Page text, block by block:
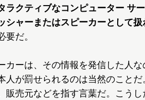
ラクティブなコンピューター サ
シャーまたはスピーカーとして
要だ。
カーは、その情報を発信した人
人が罰せられるのは当然のこと
販売元などを指す言葉だ。こう